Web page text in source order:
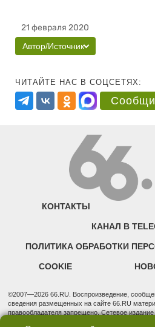
21 февраля 2020
Автор/Источник
ЧИТАЙТЕ НАС В СОЦСЕТЯХ:
КОНТАКТЫ
КАНАЛ В
ПОЛИТИКА ОБРАБОТКИ
COOKIE
©2007—2026 66.RU. Воспроизведение,
сведения размещенных на сайте 66.RU
правообладателя запрещено. Сетевое